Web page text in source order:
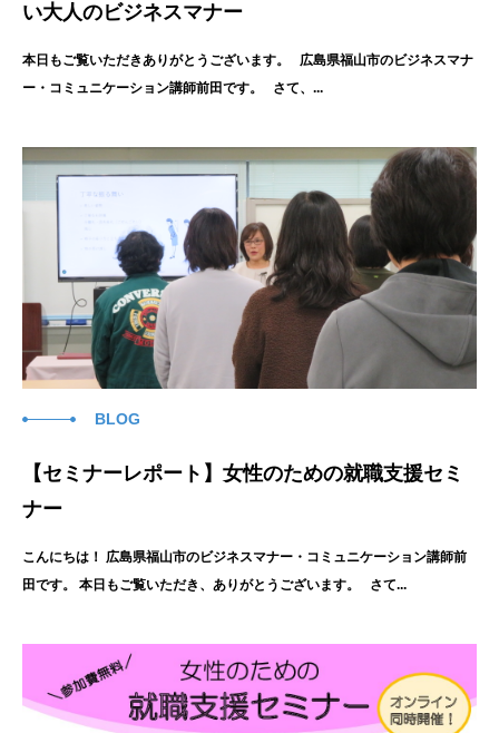
い大人のビジネスマナー
本日もご覧いただきありがとうございます。 広島県福山市のビジネスマナ
ー・コミュニケーション講師前田です。 さて、...
BLOG
【セミナーレポート】女性のための就職支援セミ
ナー
こんにちは！ 広島県福山市のビジネスマナー・コミュニケーション講師前
田です。 本日もご覧いただき、ありがとうございます。 さて...